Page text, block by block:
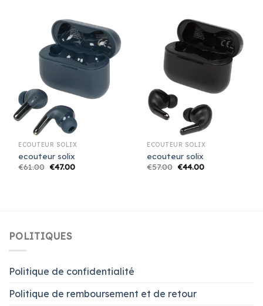
ECOUTEUR SOLIX
ecouteur solix
€61.00 €47.00
ECOUTEUR SOLIX
ecouteur solix
€57.00 €44.00
POLITIQUES
Politique de confidentialité
Politique de remboursement et de retour